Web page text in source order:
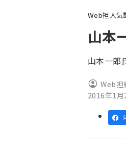
ン
く
ず
Web担人気
山本
山本一郎
Web担
2016年1